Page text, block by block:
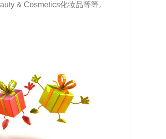
& Cosmetics化妆品等等。